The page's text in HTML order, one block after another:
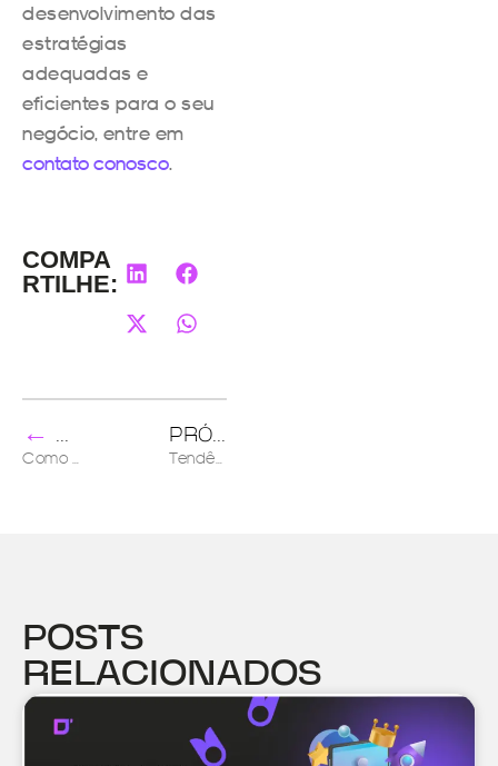
desenvolvimento das
estratégias
adequadas e
eficientes para o seu
negócio, entre em
contato conosco.
COMPA
RTILHE:
←
ANTERIOR
Como transformar dados em informação estratégica de marketing
PRÓXIMO
Tendências de marketing para 2022: veja no que vale à pena apostar
POSTS
RELACIONADOS